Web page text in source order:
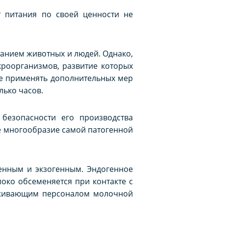
питания по своей ценности не
животных и людей. Однако,
развитие которых
применять дополнительных мер
часов.
его производства
самой патогенной
и экзогенным. Эндогенное
обсеменяется при контакте с
персоналом молочной